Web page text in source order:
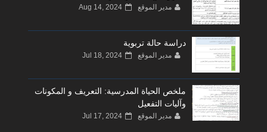
مدير الموقع Aug 14, 2024
دراسة حالة تربوية
مدير الموقع Jul 18, 2024
ملخص الحياة المدرسية: التعريف و المكونات
وآليات التفعيل
مدير الموقع Jul 17, 2024